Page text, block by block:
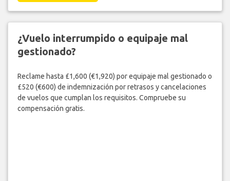
¿Vuelo interrumpido o equipaje mal
gestionado?
Reclame hasta £1,600 (€1,920) por equipaje mal gestionado o
£520 (€600) de indemnización por retrasos y cancelaciones
de vuelos que cumplan los requisitos. Compruebe su
compensación gratis.